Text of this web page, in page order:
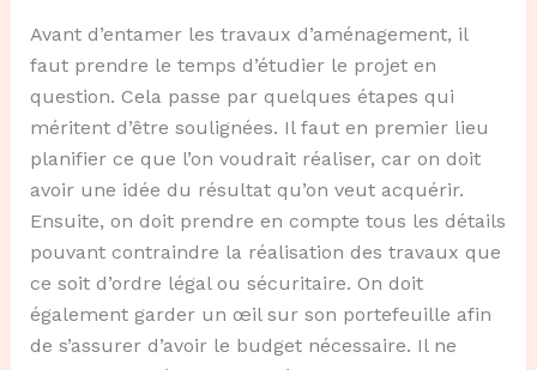
Avant d’entamer les travaux d’aménagement, il
faut prendre le temps d’étudier le projet en
question. Cela passe par quelques étapes qui
méritent d’être soulignées. Il faut en premier lieu
planifier ce que l’on voudrait réaliser, car on doit
avoir une idée du résultat qu’on veut acquérir.
Ensuite, on doit prendre en compte tous les détails
pouvant contraindre la réalisation des travaux que
ce soit d’ordre légal ou sécuritaire. On doit
également garder un œil sur son portefeuille afin
de s’assurer d’avoir le budget nécessaire. Il ne